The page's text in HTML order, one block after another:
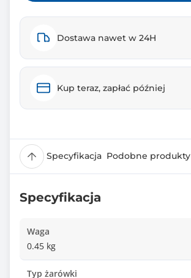
Dostawa nawet w 24H
Kup teraz, zapłać później
Specyfikacja Podobne produkty
Specyfikacja
Waga
0.45 kg
Typ żarówki